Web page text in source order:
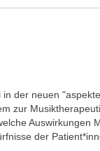
der neuen
zur
Auswirkungen
der